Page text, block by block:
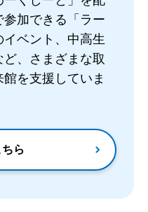
加できる「ラー
ベント、中高生
、さまざまな取
を支援していま
ら